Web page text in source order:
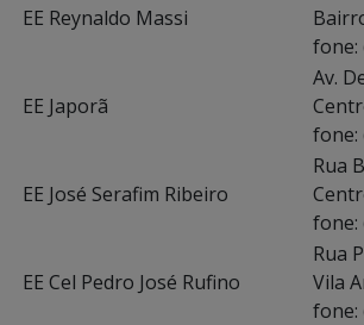
EE Reynaldo Massi
fone:
EE Japorã
Av.
fone:
EE José Serafim Ribeiro
Rua
fone:
EE Cel Pedro José Rufino
Rua
fone: